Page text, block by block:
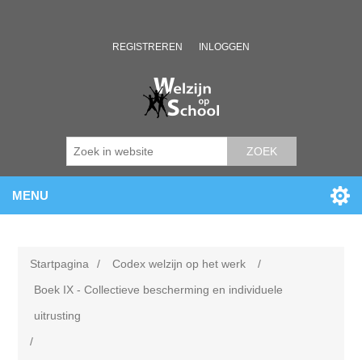
REGISTREREN INLOGGEN
ZOEK
MENU
Startpagina / Codex welzijn op het werk
/
Boek IX - Collectieve bescherming en individuele
uitrusting
/